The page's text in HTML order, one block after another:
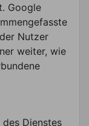
Google
Nutzer
weiter, wie
Dienstes